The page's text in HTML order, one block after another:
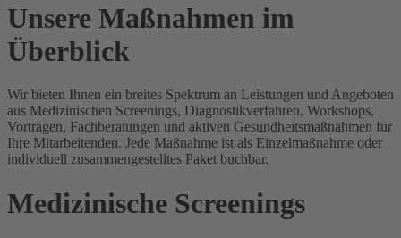
Unsere Maßnahmen im
Überblick
Wir bieten Ihnen ein breites Spektrum an Leistungen und Angeboten
aus Medizinischen Screenings, Diagnostikverfahren, Workshops,
Vorträgen, Fachberatungen und aktiven Gesundheitsmaßnahmen für
Ihre Mitarbeitenden. Jede Maßnahme ist als Einzelmaßnahme oder
individuell zusammengestelltes Paket buchbar.
Medizinische Screenings